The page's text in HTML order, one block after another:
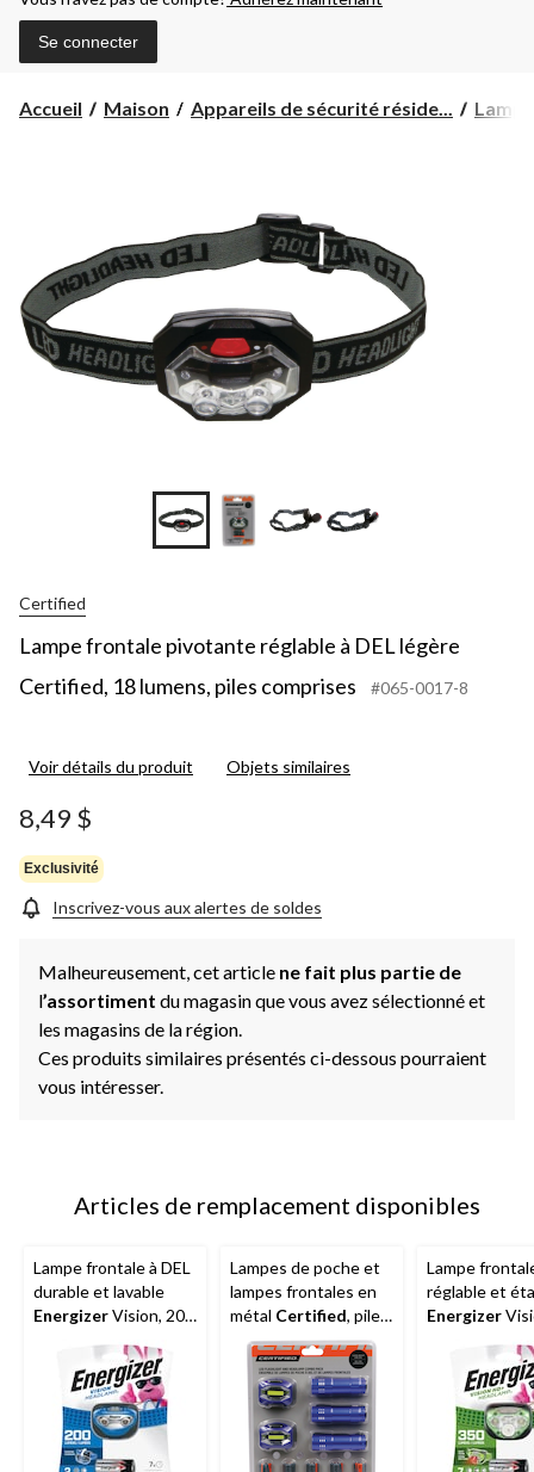
Se connecter
Accueil Maison Appareils de sécurité réside...
Certified
Lampe frontale pivotante réglable à DEL légère
Certified, 18 lumens, piles comprises
#065-0017-8
Voir détails du produit Objets similaires
8,49 $
Exclusivité
Inscrivez-vous aux alertes de soldes
Malheureusement, cet article ne fait plus partie de
l’assortiment du magasin que vous avez sélectionné et
les magasins de la région.
Ces produits similaires présentés ci-dessous pourraient
vous intéresser.
Articles de remplacement disponibles
Lampe frontale à DEL
durable et lavable
EnergizerVision, 200
comprises
Lampes de poche et
lampes frontales en
métal Certified, piles
comprises, paq. 5
Lampe
réglable et
Energizer
piles